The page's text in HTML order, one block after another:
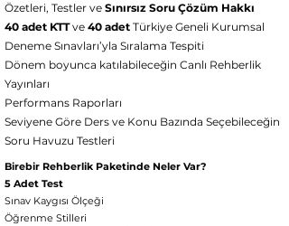
Özetleri, Testler ve Sınırsız Soru Çözüm Hakkı
40 adet KTTve 40 adet Türkiye Geneli Kurumsal
Deneme Sınavları’yla Sıralama Tespiti
Dönem boyunca katılabileceğin Canlı Rehberlik
Yayınları
Performans Raporları
Seviyene Göre Ders ve Konu Bazında Seçebileceğin
Soru Havuzu Testleri
Birebir Rehberlik Paketinde Neler Var?
5 Adet Test
Sınav Kaygısı Ölçeği
Öğrenme Stilleri